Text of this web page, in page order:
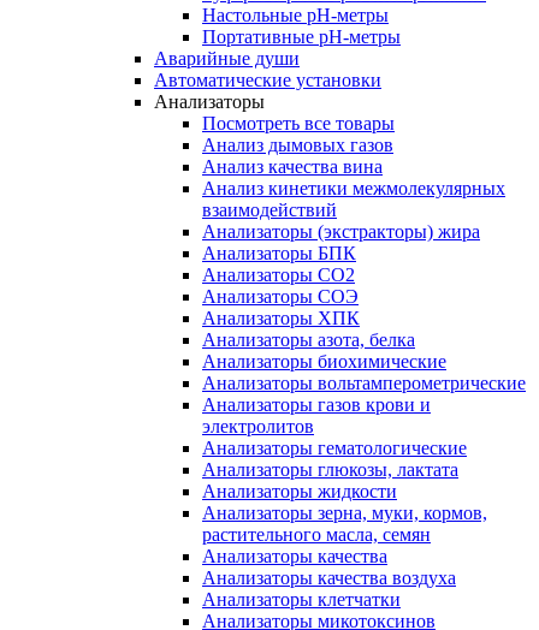
Настольные рН-метры
Портативные рН-метры
Аварийные души
Автоматические установки
Анализаторы
Посмотреть все товары
Анализ дымовых газов
Анализ качества вина
Анализ кинетики межмолекулярных
взаимодействий
Анализаторы (экстракторы) жира
Анализаторы БПК
Анализаторы СО2
Анализаторы СОЭ
Анализаторы ХПК
Анализаторы азота, белка
Анализаторы биохимические
Анализаторы вольтамперометрические
Анализаторы газов крови и
электролитов
Анализаторы гематологические
Анализаторы глюкозы, лактата
Анализаторы жидкости
Анализаторы зерна, муки, кормов,
растительного масла, семян
Анализаторы качества
Анализаторы качества воздуха
Анализаторы клетчатки
Анализаторы микотоксинов